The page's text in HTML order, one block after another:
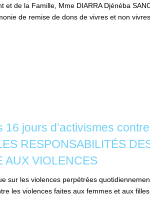
et de la Famille, Mme DIARRA Djénéba
de remise de dons de vivres et non
jours d’activismes
RESPONSABILITÉS
AUX VIOLENCES
sur les violences perpétrées
les violences faites aux femmes et aux